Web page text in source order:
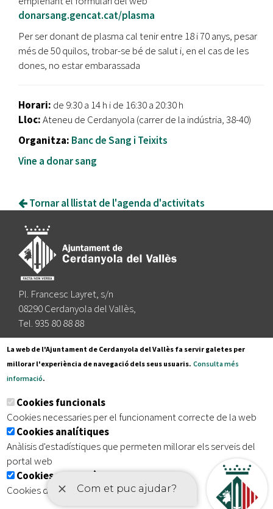
donarsang.gencat.cat/plasma
Per ser donant de plasma cal tenir entre 18 i 70 anys, pesar
més de 50 quilos, trobar-se bé de salut i, en el cas de les
dones, no estar embarassada
Horari: de 9:30 a 14 h i de 16:30 a 20:30 h
Lloc:Ateneu de Cerdanyola (carrer de la indústria, 38-40)
Organitza: Banc de Sang i Teixits
Vine a donar sang
Tornar al llistat de l'agenda d'activitats
Pl. Francesc Layret, s/n
08290 Cerdanyola del Vallès,
Tel. 935 80 88 88
Segueix-nos a:
Subscriu-te al nostre butlletí
Inici | Avís legal | Protecció de dades
| Accessibilitat
La web de l'Ajuntament de Cerdanyola del Vallès fa servir galetes per
millorar l'experiència de navegació dels seus usuaris. Consulta més
informació.
Cookies funcionals
Cookies necessaries per el funcionament correcte de la web
Cookies analítiques
Anàlisis d'estadístiques que permeten millorar els serveis del
portal web
Cookies publicitàries
Cookies de tercers amb finalitat publicitària